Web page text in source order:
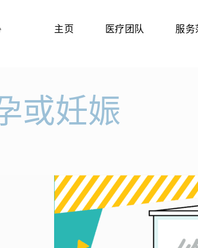
主页 医疗团队 服务
或妊娠